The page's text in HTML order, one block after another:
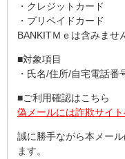
・クレジットカード
・プリペイドカード
BANKITＭｅは含みませ
■対象項目
・氏名/住所/自宅電話
■ご利用確認はこちら
偽メールには詐欺サイ
誠に勝手ながら本メー
ます。